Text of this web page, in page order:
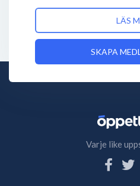
LÄS
SKAPA
Varje like